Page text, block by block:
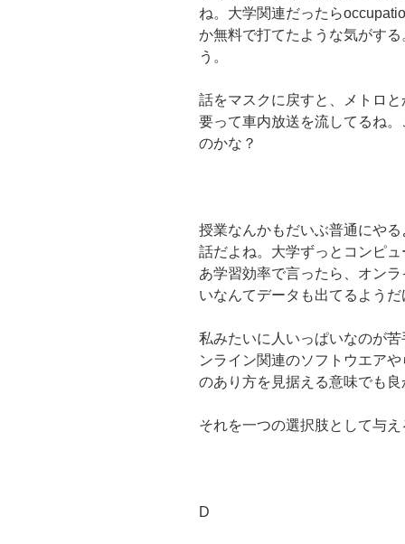
ね。大学関連だったら
か無料で打てたような気がす
う。
話をマスクに戻すと、メトロ
要って車内放送を流してるね
のかな？
授業なんかもだいぶ普通にや
話だよね。大学ずっとコンピ
あ学習効率で言ったら、オン
いなんてデータも出てるようだ
私みたいに人いっぱいなのが
ンライン関連のソフトウエア
のあり方を見据える意味でも
それを一つの選択肢として与
D